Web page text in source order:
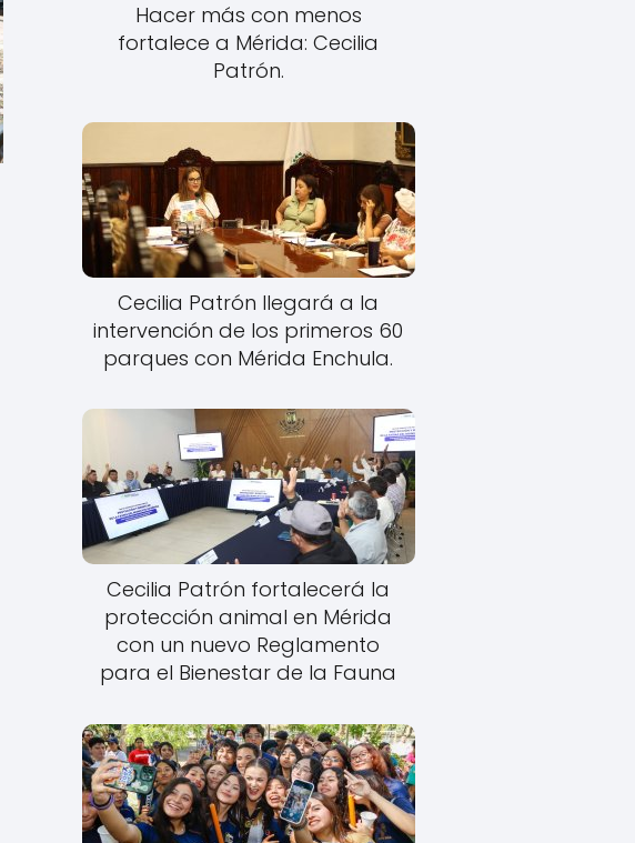
Hacer más con menos
fortalece a Mérida: Cecilia
Patrón.
Cecilia Patrón llegará a la
intervención de los primeros 60
parques con Mérida Enchula.
Cecilia Patrón fortalecerá la
protección animal en Mérida
con un nuevo Reglamento
para el Bienestar de la Fauna